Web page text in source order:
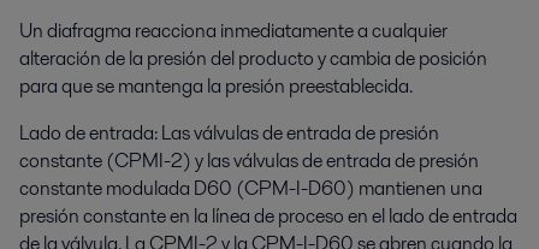
Un diafragma reacciona inmediatamente a cualquier
alteración de la presión del producto y cambia de posición
para que se mantenga la presión preestablecida.
Lado de entrada: Las válvulas de entrada de presión
constante (CPMI-2) y las válvulas de entrada de presión
constante modulada D60 (CPM-I-D60) mantienen una
presión constante en la línea de proceso en el lado de entrada